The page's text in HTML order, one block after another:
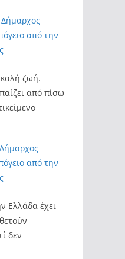
από την
ζωή.
από πίσω
από την
Ελλάδα έχει
δεν